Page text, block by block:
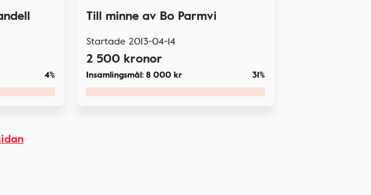
4%
Till minne av Bo Parmvi
Startade 2013-04-14
2 500 kronor
Insamlingsmål: 8 000 kr 31%